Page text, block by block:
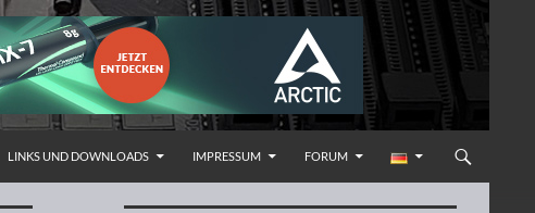
LINKS UND DOWNLOADS IMPRESSUM FORUM